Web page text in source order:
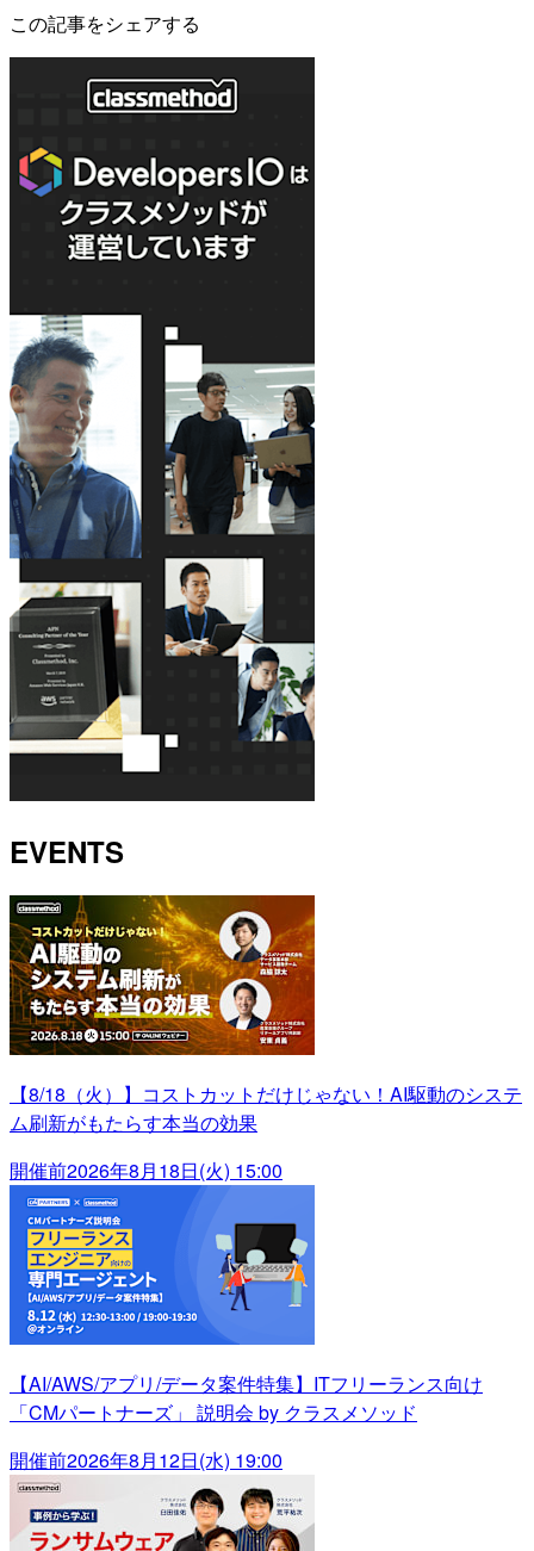
この記事をシェアする
EVENTS
【8/18（火）】コストカットだけじゃない！AI駆動のシステ
ム刷新がもたらす本当の効果
開催前2026年8月18日(火) 15:00
【AI/AWS/アプリ/データ案件特集】ITフリーランス向け
「CMパートナーズ」 説明会 by クラスメソッド
開催前2026年8月12日(水) 19:00